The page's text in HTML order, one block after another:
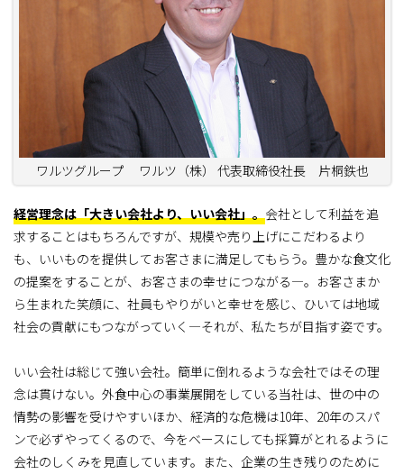
ワルツグループ ワルツ（株） 代表取締役社長 片桐鉄也
経営理念は「大きい会社より、いい会社」。会社として利益を追
求することはもちろんですが、規模や売り上げにこだわるより
も、いいものを提供してお客さまに満足してもらう。豊かな食文化
の提案をすることが、お客さまの幸せにつながる―。お客さまか
ら生まれた笑顔に、社員もやりがいと幸せを感じ、ひいては地域
社会の貢献にもつながっていく―それが、私たちが目指す姿です。
いい会社は総じて強い会社。簡単に倒れるような会社ではその理
念は貫けない。外食中心の事業展開をしている当社は、世の中の
情勢の影響を受けやすいほか、経済的な危機は10年、20年のスパ
ンで必ずやってくるので、今をベースにしても採算がとれるように
会社のしくみを見直しています。また、企業の生き残りのために